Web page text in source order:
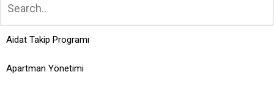
Aidat Takip Programı
Apartman Yönetimi